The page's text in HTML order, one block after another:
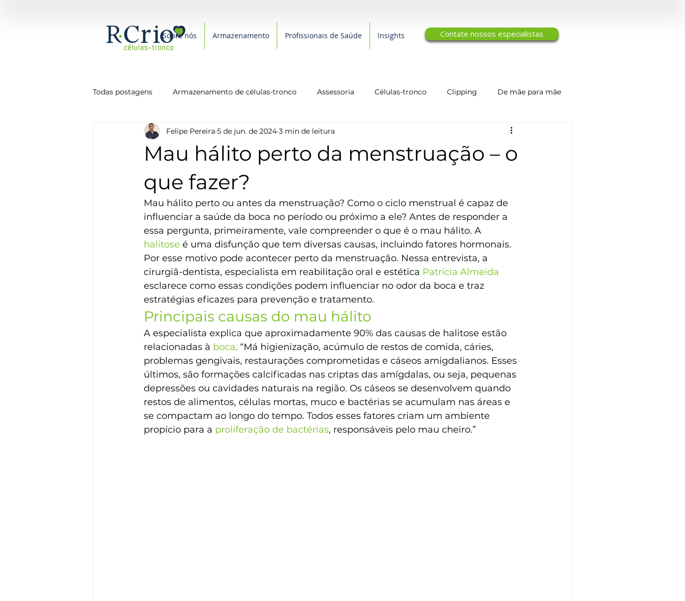
Sobre nós Armazenamento Profissionais de Saúde Insights Contate nossos especialistas
Todas postagens Armazenamento de células-tronco Assessoria Células-tronco Clipping De mãe para mãe
Medicina Novidades Parcerias Editoriais Qualidade de Vida Engenharia de Tecidos
Alimentação
Mau hálito perto da menstruação – o
que fazer?
Felipe Pereira 5 de jun. de 2024 3 min de leitura
Mau hálito perto ou antes da menstruação? Como o ciclo menstrual é capaz de
influenciar a saúde da boca no período ou próximo a ele? Antes de responder a
essa pergunta, primeiramente, vale compreender o que é o mau hálito. A
halitose é uma disfunção que tem diversas causas, incluindo fatores hormonais.
Por esse motivo pode acontecer perto da menstruação. Nessa entrevista, a
cirurgiã-dentista, especialista em reabilitação oral e estética Patrícia Almeida
esclarece como essas condições podem influenciar no odor da boca e traz
estratégias eficazes para prevenção e tratamento.
Principais causas do mau hálito
A especialista explica que aproximadamente 90% das causas de halitose estão
relacionadas à boca. “Má higienização, acúmulo de restos de comida, cáries,
problemas gengivais, restaurações comprometidas e cáseos amigdalianos. Esses
últimos, são formações calcificadas nas criptas das amígdalas, ou seja, pequenas
depressões ou cavidades naturais na região. Os cáseos se desenvolvem quando
restos de alimentos, células mortas, muco e bactérias se acumulam nas áreas e
se compactam ao longo do tempo. Todos esses fatores criam um ambiente
propício para a proliferação de bactérias, responsáveis pelo mau cheiro.”